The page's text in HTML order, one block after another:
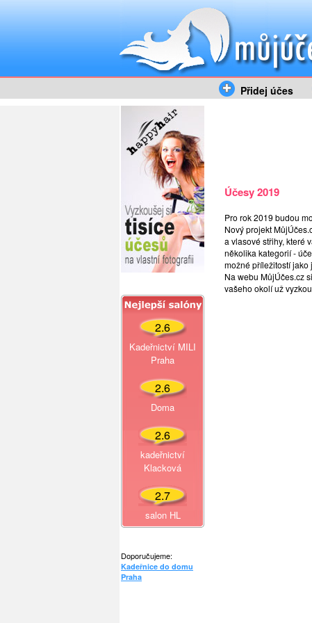
Přidej účes
2.6
Kadeřnictví MILI
Praha
2.6
Doma
2.6
kadeřnictví
Klacková
2.7
salon HL
Doporučujeme:
Kadeřnice do domu
Praha
Účesy 2019
Pro rok 2019 budou
Nový projekt
a vlasové střihy, které
několika kategorií -
možné příležitostí jako
Na webu MůjÚčes.cz
vašeho okolí už